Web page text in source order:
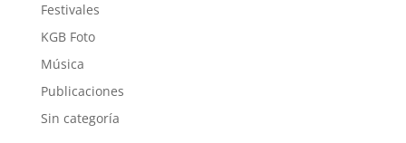
Festivales
KGB Foto
Música
Publicaciones
Sin categoría